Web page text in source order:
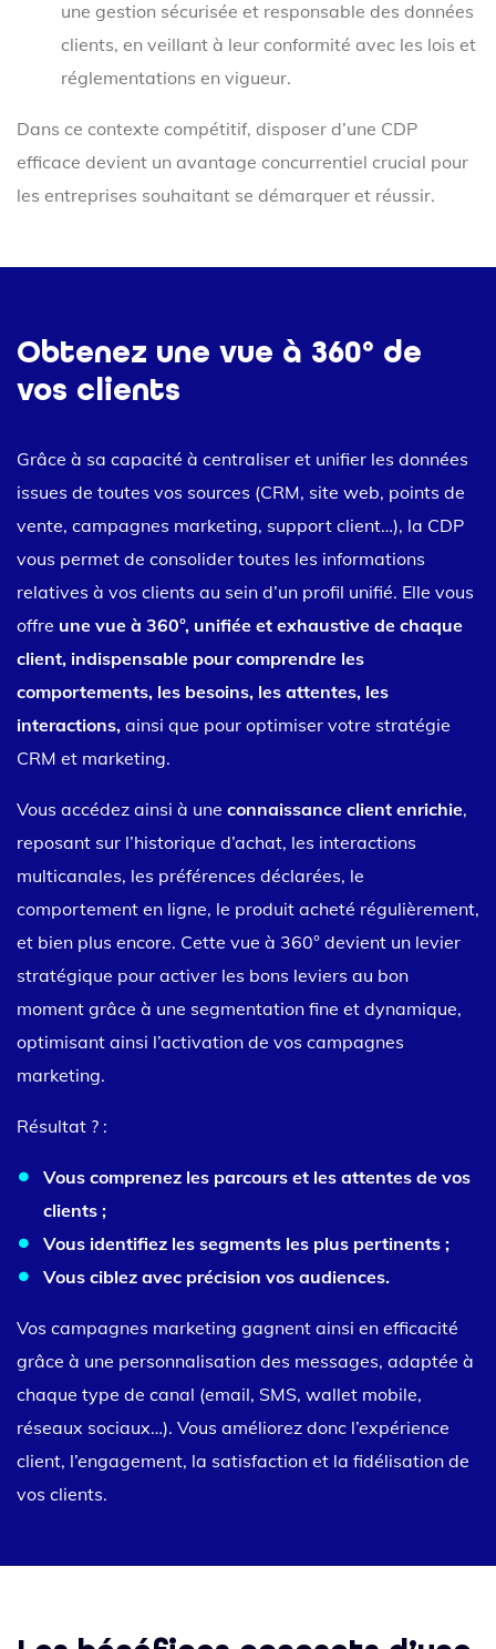
une gestion sécurisée et responsable des données
clients, en veillant à leur conformité avec les lois et
réglementations en vigueur.
Dans ce contexte compétitif, disposer d’une CDP
efficace devient un avantage concurrentiel crucial pour
les entreprises souhaitant se démarquer et réussir.
Obtenez une vue à 360° de
vos clients
Grâce à sa capacité à centraliser et unifier les données
issues de toutes vos sources (CRM, site web, points de
vente, campagnes marketing, support client…), la CDP
vous permet de consolider toutes les informations
relatives à vos clients au sein d’un profil unifié. Elle vous
offre une vue à 360°, unifiée et exhaustive de chaque
client, indispensable pour comprendre les
comportements, les besoins, les attentes, les
interactions, ainsi que pour optimiser votre stratégie
CRM et marketing.
Vous accédez ainsi à une connaissance client enrichie,
reposant sur l’historique d’achat, les interactions
multicanales, les préférences déclarées, le
comportement en ligne, le produit acheté régulièrement,
et bien plus encore. Cette vue à 360° devient un levier
stratégique pour activer les bons leviers au bon
moment grâce à une segmentation fine et dynamique,
optimisant ainsi l’activation de vos campagnes
marketing.
Résultat ? :
Vous comprenez les parcours et les attentes de vos
clients ;
Vous identifiez les segments les plus pertinents ;
Vous ciblez avec précision vos audiences.
Vos campagnes marketing gagnent ainsi en efficacité
grâce à une personnalisation des messages, adaptée à
chaque type de canal (email, SMS, wallet mobile,
réseaux sociaux…). Vous améliorez donc l’expérience
client, l’engagement, la satisfaction et la fidélisation de
vos clients.